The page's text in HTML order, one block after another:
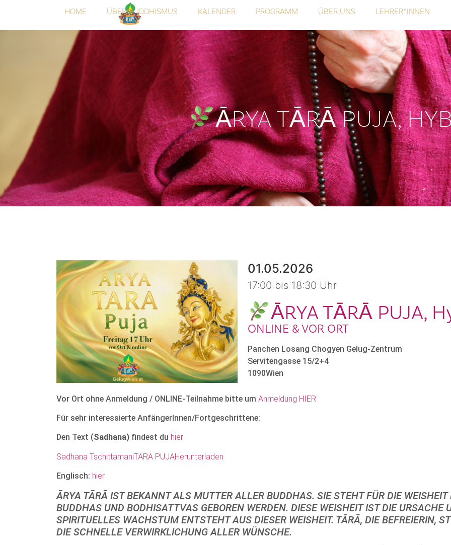
HOME ÜBER BUDDHISMUS KALENDER PROGRAMM ÜBER UNS LEHRER*INNEN
ĀRYA TĀRĀ PUJA,
01.05.2026
17:00 bis 18:30 Uhr
ĀRYA TĀRĀ PUJA,
ONLINE & VOR ORT
Panchen Losang Chogyen Gelug-Zentrum
Servitengasse 15/2+4
1090Wien
Vor Ort ohne Anmeldung / ONLINE-Teilnahme bitte um Anmeldung HIER
Für sehr interessierte AnfängerInnen/Fortgeschrittene:
Den Text (Sadhana) findest du hier
Sadhana TschittamaniTARA PUJAHerunterladen
Englisch: hier
ĀRYA TĀRĀ IST BEKANNT ALS MUTTER ALLER BUDDHAS. SIE STEHT FÜR DIE
BUDDHAS UND BODHISATTVAS GEBOREN WERDEN. DIESE WEISHEIT IST DIE URSACHE
SPIRITUELLES WACHSTUM ENTSTEHT AUS DIESER WEISHEIT. TĀRĀ, DIE BEFREIERIN,
DIE SCHNELLE VERWIRKLICHUNG ALLER WÜNSCHE.